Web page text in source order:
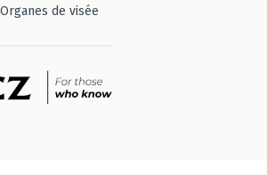
Organes de visée